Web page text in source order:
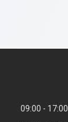
09:00
17:00